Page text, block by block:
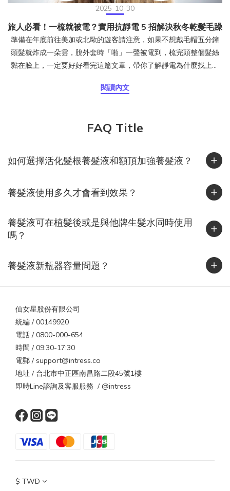
2025-10-30
旅人必看！一梳就被電？實用抗靜電 5 招解決秋冬乾髮毛躁
準備在年底前往美加或北歐的遊客請注意，如果不想戴毛帽五分鐘
頭髮就炸成一朵雲，脫外套時「啪」一聲被電到，梳完頭整個髮絲
黏在臉上，一定要好好看完這篇文章，帶你了解靜電為什麼找上頭
方式。頭髮為什麼會產生靜電？靜電是摩擦生電的結果。當頭髮與
些電荷無法散去，就會停留在頭髮上，讓髮絲之間互相排斥、炸
靜電！台灣給人的印象是「濕答答」，但其實在 11 月到隔年 2 月
間，東北季風帶來冷空氣與乾燥氣流，加上許多人開除濕機或冷氣
間。北部常見「外濕內乾」、中部早晚溫差大、南部風大又乾燥，
很傷髮質靜電不只是造型問題，也反映出髮絲的乾燥狀態。研究指
出，靜電會增加髮絲摩擦力與梳理力，使頭髮更容易斷裂、角質層
化。染燙後、常吹整或自然偏乾的髮質，都屬於靜電高風險族群。
實用抗靜電 5 招，從旅程到日常都適用1. 保濕是第一步乾燥的頭髮
木梳或金屬梳則能導電釋放靜電。出國時可攜帶小型木梳或抗靜電
梳具。3. 選對衣物材質壓克力、尼龍、聚酯纖維衣物摩擦力強，最
容易起電。改穿棉質、絲質或羊毛混紡衣物能大幅減少靜電。4. 保
持空氣濕度台灣或國外都一樣，濕度過低是靜電主因。可在室內放
一杯水或加濕器，維持濕度約 50%。5. 避免過熱吹風高溫會破壞角
質層，導致更乾更電。建議使用中溫或具負離子功能的吹風機，減
少靜電與水分流失。出國更明顯！這些國家是靜電重災區若你打算
低、衣物材質偏毛料，都是頭髮起電的完美條件。區域代表城市靜
一脫外套就被電🇸🇪 瑞典 / 🇫🇮 芬蘭斯德哥爾摩、赫爾辛基冬季長
達 5 個月，毛料衣物摩擦頻繁🇯🇵 北海道 / 🇰🇷 首爾札幌、首爾室
內開暖氣、氣候乾冷，髮絲特別炸🇨🇭 瑞士 / 🇩🇪 德國南部慕尼
黑、蘇黎世高海拔乾冷，暖氣讓濕度更低結語｜靜電是頭髮在提醒
閱讀內文
FAQ Title
如何選擇活化髮根養髮液和額頂加強養髮液？
養髮液使用多久才會看到效果？
養髮液可在植髮後或是與他牌生髮水同時使用
嗎？
養髮液新瓶器容量問題？
仙女星股份有限公司
統編 / 00149920
電話 / 0800-000-654
時間 / 09:30-17:30
電郵 / support@intress.co
地址 / 台北市中正區南昌路二段45號1樓
即時Line諮詢及客服服務 / @intress
$ TWD